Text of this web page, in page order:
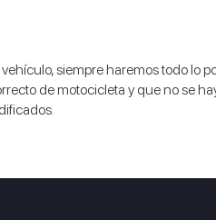
siempre haremos todo lo
de motocicleta y que no se